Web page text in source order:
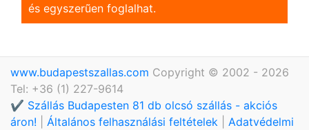
és egyszerũen foglalhat.
www.budapestszallas.com Copyright © 2002 - 2026
Tel: +36 (1) 227-9614
✔️ Szállás Budapesten 81 db olcsó szállás - akciós
áron!
Általános felhasználási feltételek
Adatvédelmi